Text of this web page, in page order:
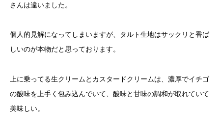
さんは違いました。
個人的見解になってしまいますが、タルト生地はサックリと香ば
しいのが本物だと思っております。
上に乗ってる生クリームとカスタードクリームは、濃厚でイチゴ
の酸味を上手く包み込んでいて、酸味と甘味の調和が取れていて
美味しい。